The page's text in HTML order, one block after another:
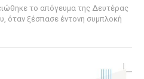
το απόγευμα της Δευτέρας
όταν ξέσπασε έντονη συμπλοκή